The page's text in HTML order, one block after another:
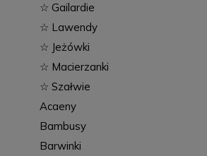
☆ Gailardie
☆ Lawendy
☆ Jeżówki
☆ Macierzanki
☆ Szałwie
Acaeny
Bambusy
Barwinki